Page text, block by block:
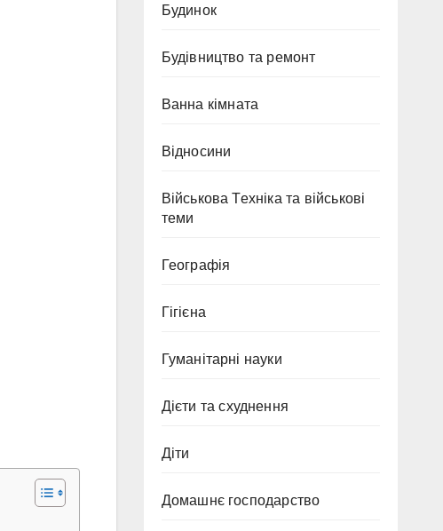
Будинок
Будівництво та ремонт
Ванна кімната
Відносини
Військова Техніка та військові
теми
Географія
Гігієна
Гуманітарні науки
Дієти та схуднення
Діти
Домашнє господарство